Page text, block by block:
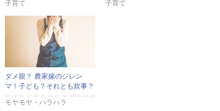
子育て 子育て
ダメ親？ 農家嫁のジレン
マ！子ども？それとも炊事？
モヤモヤ・ハラハラ